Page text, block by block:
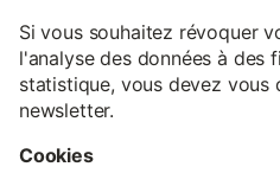
Si vous souhaitez révoquer
l'analyse des données à des
statistique, vous devez vous
newsletter.
Cookies